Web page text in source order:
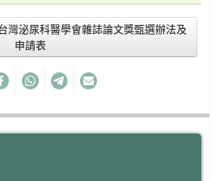
灣泌尿科醫學會雜誌論文獎甄選辦法及
申請表